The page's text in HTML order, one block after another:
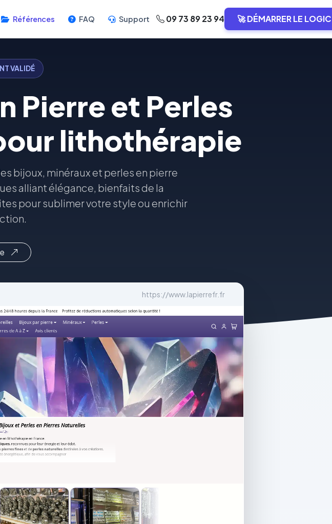
Références FAQ Support 09 73 89 23 94 🚀 DÉMARRER LE
VALIDÉ
Pierre et Perles
lithothérapie
bijoux, minéraux et perles en pierre
alliant élégance, bienfaits de la
pour sublimer votre style ou enrichir
https://www.lapierrefr.fr